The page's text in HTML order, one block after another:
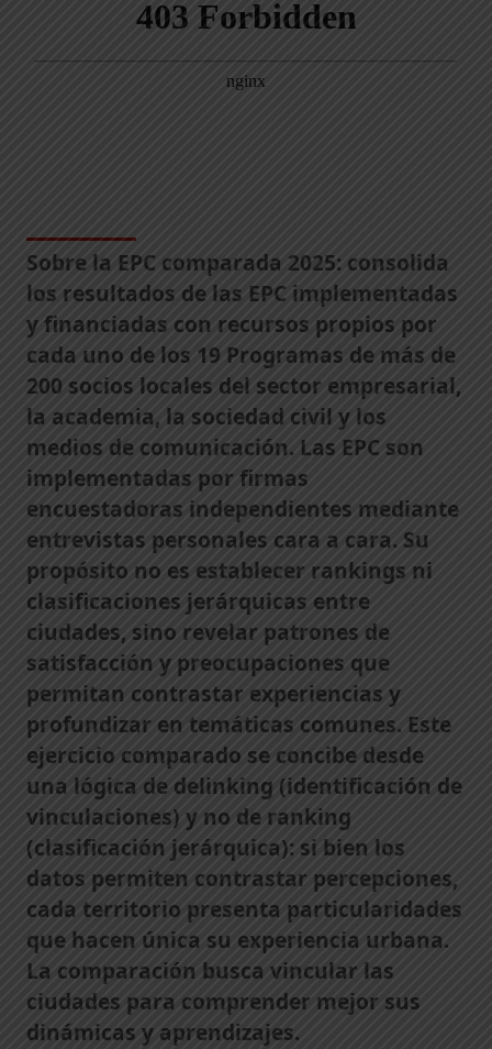
Sobre la EPC comparada 2025: consolida
los resultados de las EPC implementadas
y financiadas con recursos propios por
cada uno de los 19 Programas de más de
200 socios locales del sector empresarial,
la academia, la sociedad civil y los
medios de comunicación. Las EPC son
implementadas por firmas
encuestadoras independientes mediante
entrevistas personales cara a cara. Su
propósito no es establecer rankings ni
clasificaciones jerárquicas entre
ciudades, sino revelar patrones de
satisfacción y preocupaciones que
permitan contrastar experiencias y
profundizar en temáticas comunes. Este
ejercicio comparado se concibe desde
una lógica de delinking (identificación de
vinculaciones) y no de ranking
(clasificación jerárquica): si bien los
datos permiten contrastar percepciones,
cada territorio presenta particularidades
que hacen única su experiencia urbana.
La comparación busca vincular las
ciudades para comprender mejor sus
dinámicas y aprendizajes.